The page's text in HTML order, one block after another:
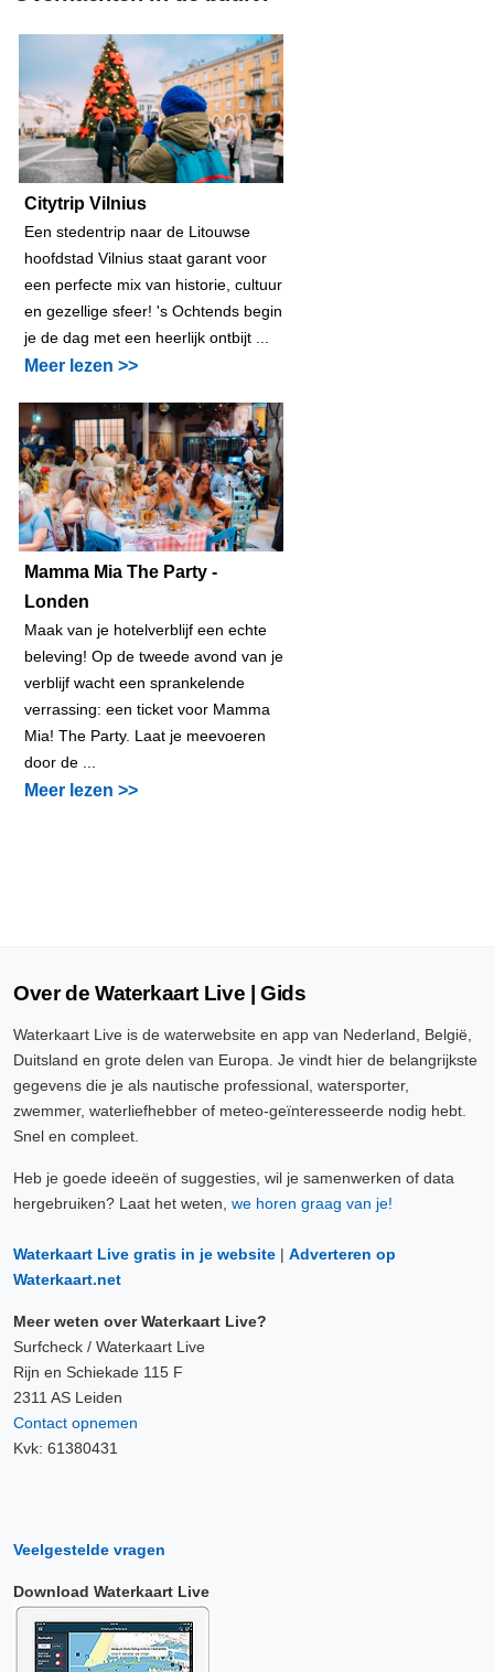
Citytrip Vilnius
Een stedentrip naar de Litouwse
hoofdstad Vilnius staat garant voor
een perfecte mix van historie, cultuur
en gezellige sfeer! 's Ochtends begin
je de dag met een heerlijk ontbijt ...
Meer lezen >>
Mamma Mia The Party -
Londen
Maak van je hotelverblijf een echte
beleving! Op de tweede avond van je
verblijf wacht een sprankelende
verrassing: een ticket voor Mamma
Mia! The Party. Laat je meevoeren
door de ...
Meer lezen >>
Over de Waterkaart Live | Gids
Waterkaart Live is de waterwebsite en app van Nederland, België,
Duitsland en grote delen van Europa. Je vindt hier de belangrijkste
gegevens die je als nautische professional, watersporter,
zwemmer, waterliefhebber of meteo-geïnteresseerde nodig hebt.
Snel en compleet.
Heb je goede ideeën of suggesties, wil je samenwerken of data
hergebruiken? Laat het weten, we horen graag van je!
Waterkaart Live gratis in je website | Adverteren op
Waterkaart.net
Meer weten over Waterkaart Live?
Surfcheck / Waterkaart Live
Rijn en Schiekade 115 F
2311 AS Leiden
Contact opnemen
Kvk: 61380431
Veelgestelde vragen
Download Waterkaart Live